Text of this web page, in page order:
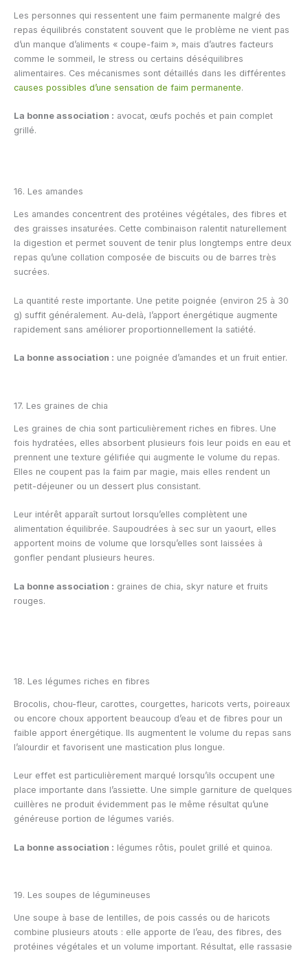
Les personnes qui ressentent une faim permanente malgré des
repas équilibrés constatent souvent que le problème ne vient pas
d’un manque d’aliments « coupe-faim », mais d’autres facteurs
comme le sommeil, le stress ou certains déséquilibres
alimentaires. Ces mécanismes sont détaillés dans les différentes
causes possibles d’une sensation de faim permanente.
La bonne association : avocat, œufs pochés et pain complet
grillé.
16. Les amandes
Les amandes concentrent des protéines végétales, des fibres et
des graisses insaturées. Cette combinaison ralentit naturellement
la digestion et permet souvent de tenir plus longtemps entre deux
repas qu’une collation composée de biscuits ou de barres très
sucrées.
La quantité reste importante. Une petite poignée (environ 25 à 30
g) suffit généralement. Au-delà, l’apport énergétique augmente
rapidement sans améliorer proportionnellement la satiété.
La bonne association : une poignée d’amandes et un fruit entier.
17. Les graines de chia
Les graines de chia sont particulièrement riches en fibres. Une
fois hydratées, elles absorbent plusieurs fois leur poids en eau et
prennent une texture gélifiée qui augmente le volume du repas.
Elles ne coupent pas la faim par magie, mais elles rendent un
petit-déjeuner ou un dessert plus consistant.
Leur intérêt apparaît surtout lorsqu’elles complètent une
alimentation équilibrée. Saupoudrées à sec sur un yaourt, elles
apportent moins de volume que lorsqu’elles sont laissées à
gonfler pendant plusieurs heures.
La bonne association : graines de chia, skyr nature et fruits
rouges.
18. Les légumes riches en fibres
Brocolis, chou-fleur, carottes, courgettes, haricots verts, poireaux
ou encore choux apportent beaucoup d’eau et de fibres pour un
faible apport énergétique. Ils augmentent le volume du repas sans
l’alourdir et favorisent une mastication plus longue.
Leur effet est particulièrement marqué lorsqu’ils occupent une
place importante dans l’assiette. Une simple garniture de quelques
cuillères ne produit évidemment pas le même résultat qu’une
généreuse portion de légumes variés.
La bonne association : légumes rôtis, poulet grillé et quinoa.
19. Les soupes de légumineuses
Une soupe à base de lentilles, de pois cassés ou de haricots
combine plusieurs atouts : elle apporte de l’eau, des fibres, des
protéines végétales et un volume important. Résultat, elle rassasie